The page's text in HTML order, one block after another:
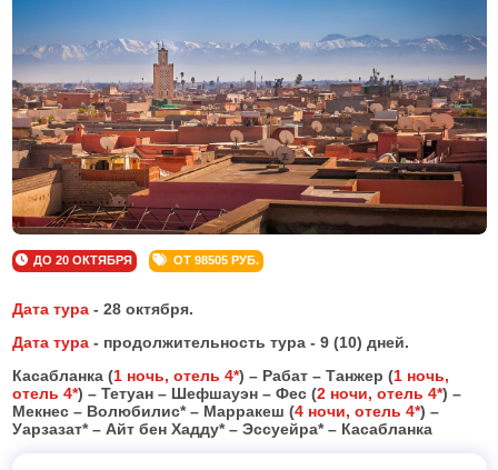
+7
(831)
419-
94-
94
О компании
Туры по России
Туры в Н.Новгород
ДО 20 ОКТЯБРЯ ОТ 98505 РУБ.
Дата тура- 28 октября.
Дата тура- продолжительность тура - 9 (10) дней.
Касабланка (1 ночь, отель 4*) – Рабат – Танжер (1 ночь,
отель 4*) – Тетуан – Шефшауэн – Фес (2 ночи, отель 4*) –
Мекнес – Волюбилис* – Марракеш (4 ночи, отель 4*) –
Уарзазат* – Айт бен Хадду* – Эссуейра* – Касабланка